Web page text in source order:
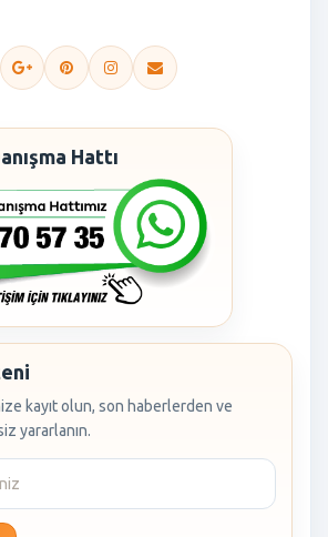
Hattı
kayıt olun, son haberlerden ve
yararlanın.